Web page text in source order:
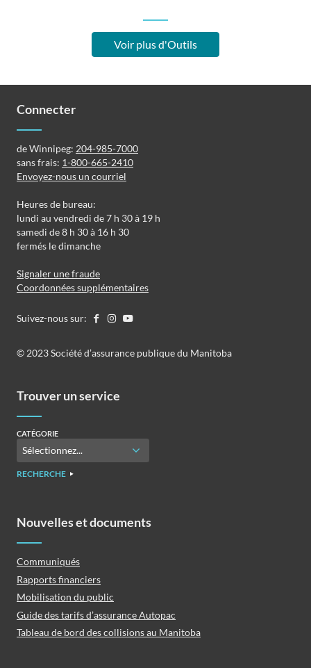
Voir plus d'Outils
Connecter
de Winnipeg: 204-985-7000
sans frais: 1-800-665-2410
Envoyez-nous un courriel
Heures de bureau:
lundi au vendredi de 7 h 30 à 19 h
samedi de 8 h 30 à 16 h 30
fermés le dimanche
Signaler une fraude
Coordonnées supplémentaires
Suivez-nous sur:
©️️ 2023 Société d’assurance publique du Manitoba
Trouver un service
CATÉGORIE
RECHERCHE
Nouvelles et documents
Communiqués
Rapports financiers
Mobilisation du public
Guide des tarifs d’assurance Autopac
Tableau de bord des collisions au Manitoba